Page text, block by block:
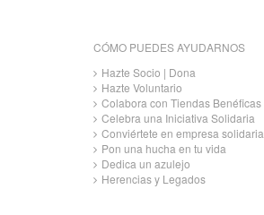
CÓMO PUEDES AYUDARNOS
Hazte Socio | Dona
Hazte Voluntario
Colabora con Tiendas Benéficas
Celebra una Iniciativa Solidaria
Conviértete en empresa solidaria
Pon una hucha en tu vida
Dedica un azulejo
Herencias y Legados